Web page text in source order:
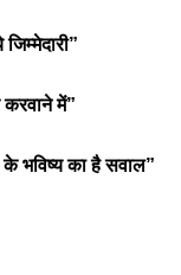
करवाने में”
के भविष्य का है सवाल”